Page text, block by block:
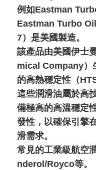
例如Eastman
Eastman Turbo
7）是美國製造。
該產品由美國伊士
mical Company）
的高熱穩定性（
這些潤滑油屬於高
備極高的高溫穩定
發性，以確保引擎
滑需求。
常見的工業級航空
nderol/Royco等。